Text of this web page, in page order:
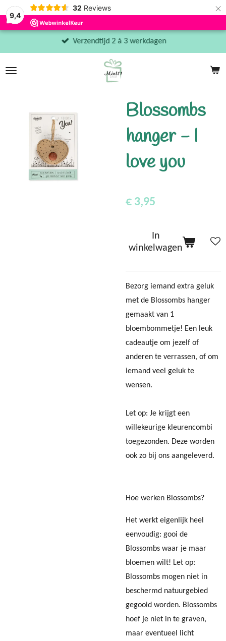
9,4
32 Reviews ×
Verzendtijd 2 á 3 werkdagen
Blossombs
hanger - I
love you
€ 3,95
In
winkelwagen
Bezorg iemand extra geluk
met de Blossombs hanger
gemaakt van 1
bloembommetje! Een leuk
cadeautje om jezelf of
anderen te verrassen, of om
iemand veel geluk te
wensen.
Let op: Je krijgt een
willekeurige kleurencombi
toegezonden. Deze worden
ook zo bij ons aangeleverd.
Hoe werken Blossombs?
Het werkt eigenlijk heel
eenvoudig: gooi de
Blossombs waar je maar
bloemen wilt! Let op:
Blossombs mogen niet in
beschermd natuurgebied
gegooid worden. Blossombs
hoef je niet in te graven,
maar eventueel licht